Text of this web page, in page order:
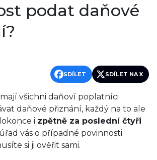
podat daňové
SDÍLET SDÍLET NA X
všichni daňoví poplatníci
daňové přiznání, každý na to ale
i zpětně za poslední čtyři
vás o případné povinnosti
si ji ověřit sami.